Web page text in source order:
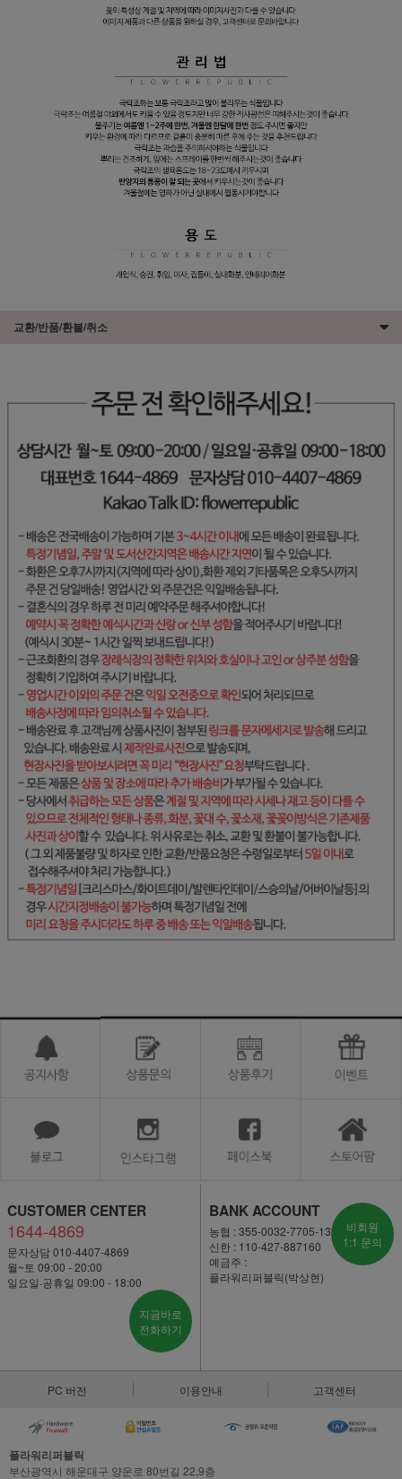
교환/반품/환불/취소
CUSTOMER CENTER
1644-4869
문자상담 010-4407-4869
월~토 09:00 - 20:00
일요일·공휴일 09:00 - 18:00
지금바로
전화하기
BANK ACCOUNT
농협 : 355-0032-7705-13
신한 : 110-427-887160
예금주 :
플라워리퍼블릭(박상현)
비회원
1:1 문의
PC 버전 이용안내 고객센터
플라워리퍼블릭
부산광역시 해운대구 양운로 80번길 22,9층